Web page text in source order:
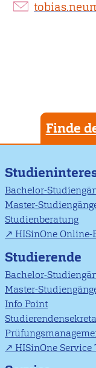
Finde
Bachelor-
Master-
Studienberatung
HISinOne
Studierende
Bachelor-
Master-
Info Point
HISinOne Service